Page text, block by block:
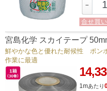
－
合せ買
宮島化学 スカイテープ
鮮やかな色と優れた耐候性 ポン
作業に最適
1mあたり